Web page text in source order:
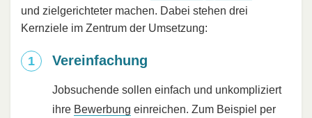
und zielgerichteter machen. Dabei stehen drei
Kernziele im Zentrum der Umsetzung:
Vereinfachung
Jobsuchende sollen einfach und unkompliziert
ihre Bewerbung einreichen. Zum Beispiel per